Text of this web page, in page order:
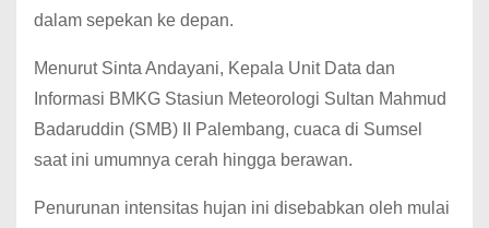
dalam sepekan ke depan.
Menurut Sinta Andayani, Kepala Unit Data dan
Informasi BMKG Stasiun Meteorologi Sultan Mahmud
Badaruddin (SMB) II Palembang, cuaca di Sumsel
saat ini umumnya cerah hingga berawan.
Penurunan intensitas hujan ini disebabkan oleh mulai